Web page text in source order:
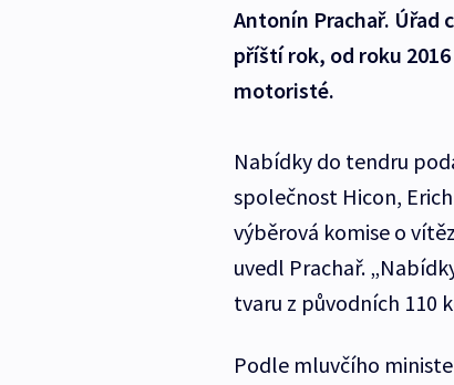
Antonín Prachař. Úřad
příští rok, od roku
motoristé.
Nabídky do tendru
společnost Hicon,
výběrová komise o
uvedl Prachař.
tvaru z původních 110
Podle mluvčího